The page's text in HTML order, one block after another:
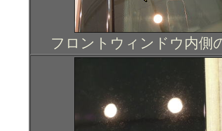
フロントウィンドウ内側